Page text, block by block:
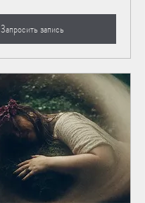
Запросить запись